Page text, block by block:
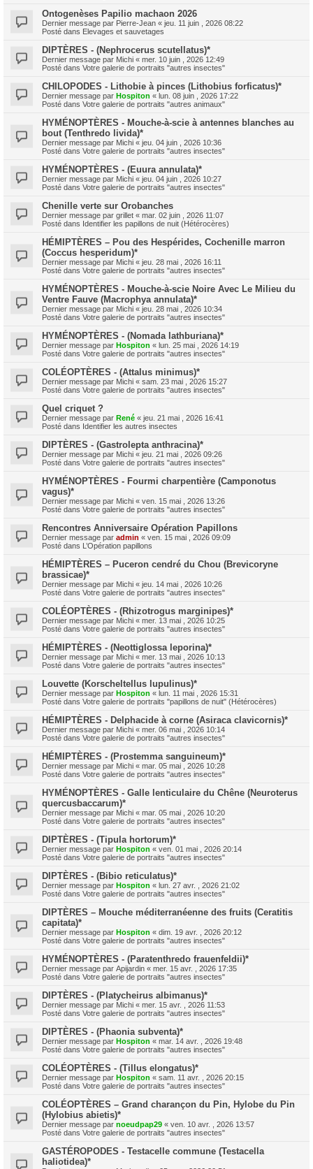
Ontogenèses Papilio machaon 2026
Dernier message par Pierre-Jean « jeu. 11 juin , 2026 08:22
Posté dans Elevages et sauvetages
DIPTÈRES - (Nephrocerus scutellatus)*
Dernier message par Michi « mer. 10 juin , 2026 12:49
Posté dans Votre galerie de portraits "autres insectes"
CHILOPODES - Lithobie à pinces (Lithobius forficatus)*
Dernier message par Hospiton « lun. 08 juin , 2026 17:22
Posté dans Votre galerie de portraits "autres animaux"
HYMÉNOPTÈRES - Mouche-à-scie à antennes blanches au
bout (Tenthredo livida)*
Dernier message par Michi « jeu. 04 juin , 2026 10:36
Posté dans Votre galerie de portraits "autres insectes"
HYMÉNOPTÈRES - (Euura annulata)*
Dernier message par Michi « jeu. 04 juin , 2026 10:27
Posté dans Votre galerie de portraits "autres insectes"
Chenille verte sur Orobanches
Dernier message par grillet « mar. 02 juin , 2026 11:07
Posté dans Identifier les papillons de nuit (Hétérocères)
HÉMIPTÈRES – Pou des Hespérides, Cochenille marron
(Coccus hesperidum)*
Dernier message par Michi « jeu. 28 mai , 2026 16:11
Posté dans Votre galerie de portraits "autres insectes"
HYMÉNOPTÈRES - Mouche-à-scie Noire Avec Le Milieu du
Ventre Fauve (Macrophya annulata)*
Dernier message par Michi « jeu. 28 mai , 2026 10:34
Posté dans Votre galerie de portraits "autres insectes"
HYMÉNOPTÈRES - (Nomada lathburiana)*
Dernier message par Hospiton « lun. 25 mai , 2026 14:19
Posté dans Votre galerie de portraits "autres insectes"
COLÉOPTÈRES - (Attalus minimus)*
Dernier message par Michi « sam. 23 mai , 2026 15:27
Posté dans Votre galerie de portraits "autres insectes"
Quel criquet ?
Dernier message par René « jeu. 21 mai , 2026 16:41
Posté dans Identifier les autres insectes
DIPTÈRES - (Gastrolepta anthracina)*
Dernier message par Michi « jeu. 21 mai , 2026 09:26
Posté dans Votre galerie de portraits "autres insectes"
HYMÉNOPTÈRES - Fourmi charpentière (Camponotus
vagus)*
Dernier message par Michi « ven. 15 mai , 2026 13:26
Posté dans Votre galerie de portraits "autres insectes"
Rencontres Anniversaire Opération Papillons
Dernier message par admin « ven. 15 mai , 2026 09:09
Posté dans L’Opération papillons
HÉMIPTÈRES – Puceron cendré du Chou (Brevicoryne
brassicae)*
Dernier message par Michi « jeu. 14 mai , 2026 10:26
Posté dans Votre galerie de portraits "autres insectes"
COLÉOPTÈRES - (Rhizotrogus marginipes)*
Dernier message par Michi « mer. 13 mai , 2026 10:25
Posté dans Votre galerie de portraits "autres insectes"
HÉMIPTÈRES - (Neottiglossa leporina)*
Dernier message par Michi « mer. 13 mai , 2026 10:13
Posté dans Votre galerie de portraits "autres insectes"
Louvette (Korscheltellus lupulinus)*
Dernier message par Hospiton « lun. 11 mai , 2026 15:31
Posté dans Votre galerie de portraits "papillons de nuit" (Hétérocères)
HÉMIPTÈRES - Delphacide à corne (Asiraca clavicornis)*
Dernier message par Michi « mer. 06 mai , 2026 10:14
Posté dans Votre galerie de portraits "autres insectes"
HÉMIPTÈRES - (Prostemma sanguineum)*
Dernier message par Michi « mar. 05 mai , 2026 10:28
Posté dans Votre galerie de portraits "autres insectes"
HYMÉNOPTÈRES - Galle lenticulaire du Chêne (Neuroterus
quercusbaccarum)*
Dernier message par Michi « mar. 05 mai , 2026 10:20
Posté dans Votre galerie de portraits "autres insectes"
DIPTÈRES - (Tipula hortorum)*
Dernier message par Hospiton « ven. 01 mai , 2026 20:14
Posté dans Votre galerie de portraits "autres insectes"
DIPTÈRES - (Bibio reticulatus)*
Dernier message par Hospiton « lun. 27 avr. , 2026 21:02
Posté dans Votre galerie de portraits "autres insectes"
DIPTÈRES – Mouche méditerranéenne des fruits (Ceratitis
capitata)*
Dernier message par Hospiton « dim. 19 avr. , 2026 20:12
Posté dans Votre galerie de portraits "autres insectes"
HYMÉNOPTÈRES - (Paratenthredo frauenfeldii)*
Dernier message par Apijardin « mer. 15 avr. , 2026 17:35
Posté dans Votre galerie de portraits "autres insectes"
DIPTÈRES - (Platycheirus albimanus)*
Dernier message par Michi « mer. 15 avr. , 2026 11:53
Posté dans Votre galerie de portraits "autres insectes"
DIPTÈRES - (Phaonia subventa)*
Dernier message par Hospiton « mar. 14 avr. , 2026 19:48
Posté dans Votre galerie de portraits "autres insectes"
COLÉOPTÈRES - (Tillus elongatus)*
Dernier message par Hospiton « sam. 11 avr. , 2026 20:15
Posté dans Votre galerie de portraits "autres insectes"
COLÉOPTÈRES – Grand charançon du Pin, Hylobe du Pin
(Hylobius abietis)*
Dernier message par noeudpap29 « ven. 10 avr. , 2026 13:57
Posté dans Votre galerie de portraits "autres insectes"
GASTÉROPODES - Testacelle commune (Testacella
haliotidea)*